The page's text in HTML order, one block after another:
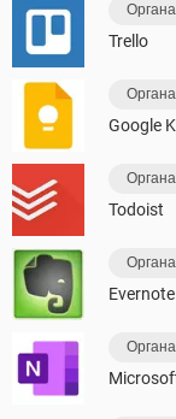
Trello
Google
Todoist
Evernote